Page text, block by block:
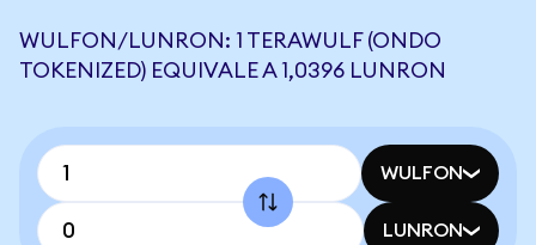
WULFON/LUNRON: 1 TERAWULF (ONDO
TOKENIZED) EQUIVALE A 1,0396 LUNRON
WULFON
LUNRON